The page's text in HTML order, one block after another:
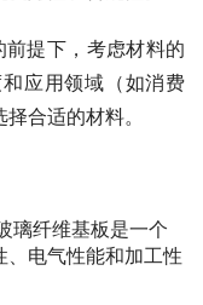
提下，考虑材料的
应用领域（如消费
合适的材料。
璃纤维基板是一个
电气性能和加工性